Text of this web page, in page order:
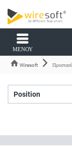
ΜΕΝΟΎ
Wiresoft